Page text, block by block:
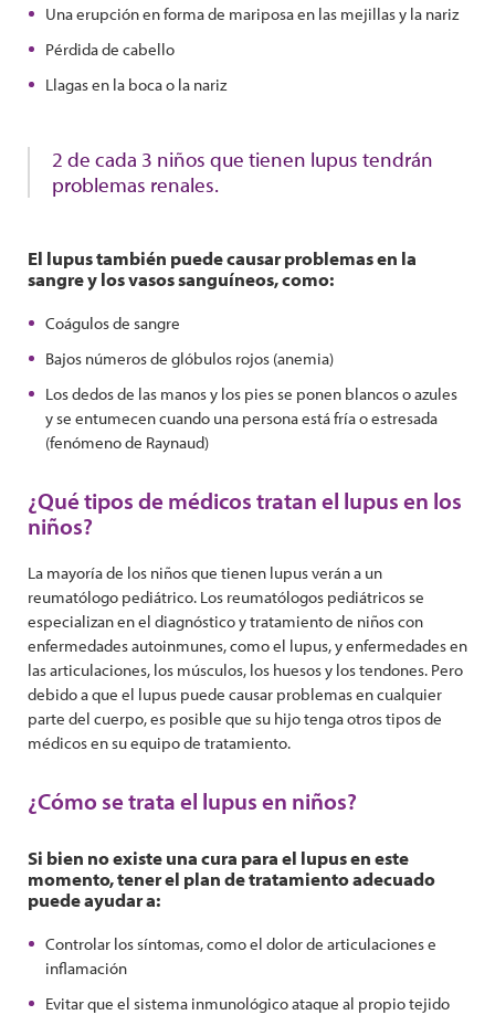
Una erupción en forma de mariposa en las mejillas y la nariz
Pérdida de cabello
Llagas en la boca o la nariz
2 de cada 3 niños que tienen lupus tendrán
problemas renales.
El lupus también puede causar problemas en la
sangre y los vasos sanguíneos, como:
Coágulos de sangre
Bajos números de glóbulos rojos (anemia)
Los dedos de las manos y los pies se ponen blancos o azules
y se entumecen cuando una persona está fría o estresada
(fenómeno de Raynaud)
¿Qué tipos de médicos tratan el lupus en los
niños?
La mayoría de los niños que tienen lupus verán a un
reumatólogo pediátrico. Los reumatólogos pediátricos se
especializan en el diagnóstico y tratamiento de niños con
enfermedades autoinmunes, como el lupus, y enfermedades en
las articulaciones, los músculos, los huesos y los tendones. Pero
debido a que el lupus puede causar problemas en cualquier
parte del cuerpo, es posible que su hijo tenga otros tipos de
médicos en su equipo de tratamiento.
¿Cómo se trata el lupus en niños?
Si bien no existe una cura para el lupus en este
momento, tener el plan de tratamiento adecuado
puede ayudar a:
Controlar los síntomas, como el dolor de articulaciones e
inflamación
Evitar que el sistema inmunológico ataque al propio tejido